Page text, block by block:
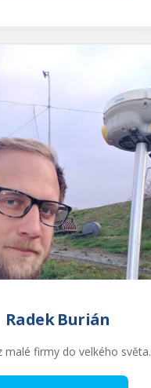
Radek Burián
malé firmy do velkého světa.